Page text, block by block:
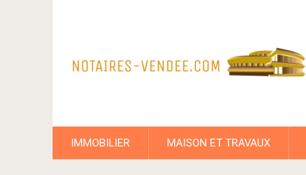
IMMOBILIER MAISON ET TRAVAUX